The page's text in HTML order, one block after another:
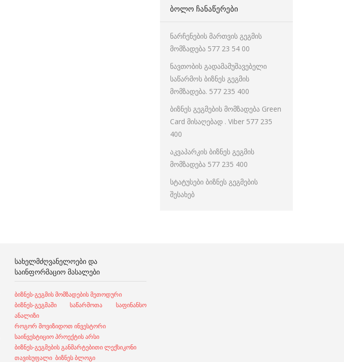
ᲑᲝᲚᲝ ᲩᲐᲜᲐᲬᲔᲠᲔᲑᲘ
ნარჩენების მართვის გეგმის
მომზადება 577 23 54 00
ნავთობის გადამამუშავებელი
საწარმოს ბიზნეს გეგმის
მომზადება. 577 235 400
ბიზნეს გეგმების მომზადება Green
Card მისაღებად . Viber 577 235
400
აკვაპარკის ბიზნეს გეგმის
მომზადება 577 235 400
სტატუსები ბიზნეს გეგმების
შესახებ
ᲡᲐᲮᲔᲚᲛᲫᲦᲕᲐᲜᲔᲚᲝᲔᲑᲘ ᲓᲐ
ᲡᲐᲘᲜᲤᲝᲠᲛᲐᲪᲘᲝ ᲛᲐᲡᲐᲚᲔᲑᲘ
ბიზნეს-გეგმის მომზადების მეთოდური
ბიზნეს-გეგმაში საწარმოთა საფინანსო
ანალიზი
როგორ მოვიზიდოთ ინვესტორი
საინვესტიციო პროექტის არსი
ბიზნეს-გეგმების განმარტებითი ლექსიკონი
თავისუფალი ბიზნეს ბლოგი